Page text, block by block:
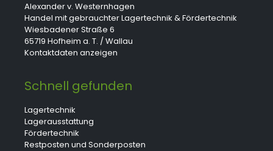
Alexander v. Westernhagen
Handel mit gebrauchter Lagertechnik & Fördertechnik
Wiesbadener Straße 6
65719 Hofheim a. T. / Wallau
Kontaktdaten anzeigen
Schnell gefunden
Lagertechnik
Lagerausstattung
Fördertechnik
Restposten und Sonderposten